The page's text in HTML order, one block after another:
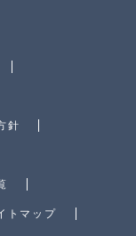
針
トマップ